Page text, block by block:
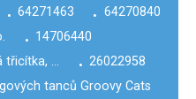
• 64271463 • 64270840
• 14706440
třicítka, … • 26022958
tanců Groovy Cats